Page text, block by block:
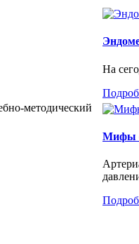
методический
На
Мифы